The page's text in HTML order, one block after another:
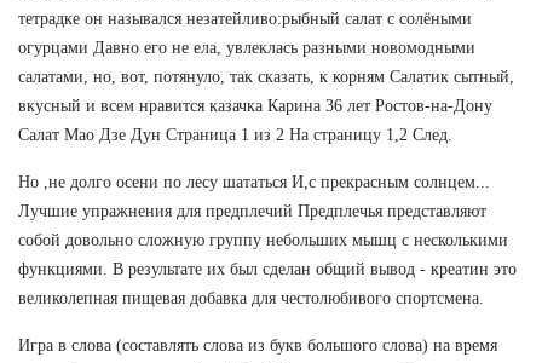
тетрадке он назывался незатейливо:рыбный салат с солёными
огурцами Давно его не ела, увлеклась разными новомодными
салатами, но, вот, потянуло, так сказать, к корням Салатик сытный,
вкусный и всем нравится казачка Карина 36 лет Ростов-на-Дону
Салат Мао Дзе Дун Страница 1 из 2 На страницу 1,2 След.
Но ,не долго осени по лесу шататься И,с прекрасным солнцем...
Лучшие упражнения для предплечий Предплечья представляют
собой довольно сложную группу небольших мышц с несколькими
функциями. В результате их был сделан общий вывод - креатин это
великолепная пищевая добавка для честолюбивого спортсмена.
Игра в слова (составлять слова из букв большого слова) на время